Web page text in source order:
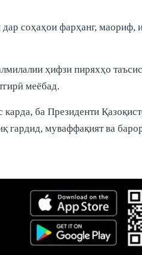
соҳаҳои фарҳанг, маориф,
ҳифзи пиряхҳо
меёбад.
ба Президенти
гардид, муваффақият ва